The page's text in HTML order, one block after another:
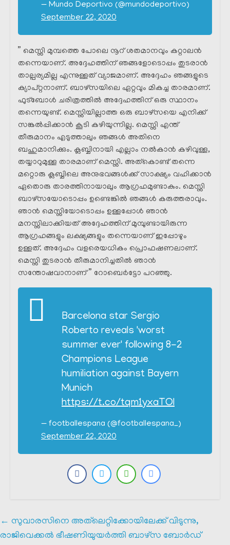
— Mundo Deportivo (@mundodeportivo)
September 22, 2020
” മെസ്സി മുമ്പത്തെ പോലെ നൂറ് ശതമാനവും കറ്റാലൻ
തന്നെയാണ്. അദ്ദേഹത്തിന് ഞങ്ങളോടൊപ്പം തുടരാൻ
താല്പര്യമില്ല എന്നുള്ളത് വ്യാജമാണ്. അദ്ദേഹം ഞങ്ങളുടെ
ക്യാപ്റ്റനാണ്. ബാഴ്സയിലെ ഏറ്റവും മികച്ച താരമാണ്.
ഫുട്ബോൾ ചരിത്രത്തിൽ അദ്ദേഹത്തിന് ഒരു സ്ഥാനം
തന്നെയുണ്ട്. മെസ്സിയില്ലാത്ത ഒരു ബാഴ്‌സയെ എനിക്ക്
സങ്കൽപ്പിക്കാൻ കൂടി കഴിയുന്നില്ല. മെസ്സി എന്ത്
തീരുമാനം എടുത്താലും ഞങ്ങൾ അതിനെ
ബഹുമാനിക്കും. ക്ലബ്ബിനായി എല്ലാം നൽകാൻ കഴിവുള്ള,
തയ്യാറുമുള്ള താരമാണ് മെസ്സി. അത്കൊണ്ട് തന്നെ
മറ്റൊരു ക്ലബ്ബിലെ അനുഭവങ്ങൾക്ക് സാക്ഷ്യം വഹിക്കാൻ
ഏതൊരു താരത്തിനായാലും ആഗ്രഹമുണ്ടാകും. മെസ്സി
ബാഴ്സയോടൊപ്പം ഉണ്ടെങ്കിൽ ഞങ്ങൾ കരുത്തരാവും.
ഞാൻ മെസ്സിയോടൊപ്പം ഉള്ളപ്പോൾ ഞാൻ
മനസ്സിലാക്കിയത് അദ്ദേഹത്തിന് മുമ്പുണ്ടായിരുന്ന
ആഗ്രഹങ്ങളും ലക്ഷ്യങ്ങളും തന്നെയാണ് ഇപ്പോഴും
ഉള്ളത്. അദ്ദേഹം വളരെയധികം പ്രൊഫഷണലാണ്.
മെസ്സി തുടരാൻ തീരുമാനിച്ചതിൽ ഞാൻ
സന്തോഷവാനാണ് ” റോബെർട്ടോ പറഞ്ഞു.
Barcelona star Sergio
Roberto reveals 'worst
summer ever' following 8-2
Champions League
humiliation against Bayern
Munich
https://t.co/tqm1yxaTOI
— footballespana (@footballespana_)
September 22, 2020
← സുവാരസിനെ അത്‌ലെറ്റിക്കോയിലേക്ക് വിടുന്നു,
രാജിവെക്കൽ ഭീഷണിയുയർത്തി ബാഴ്‌സ ബോർഡ്